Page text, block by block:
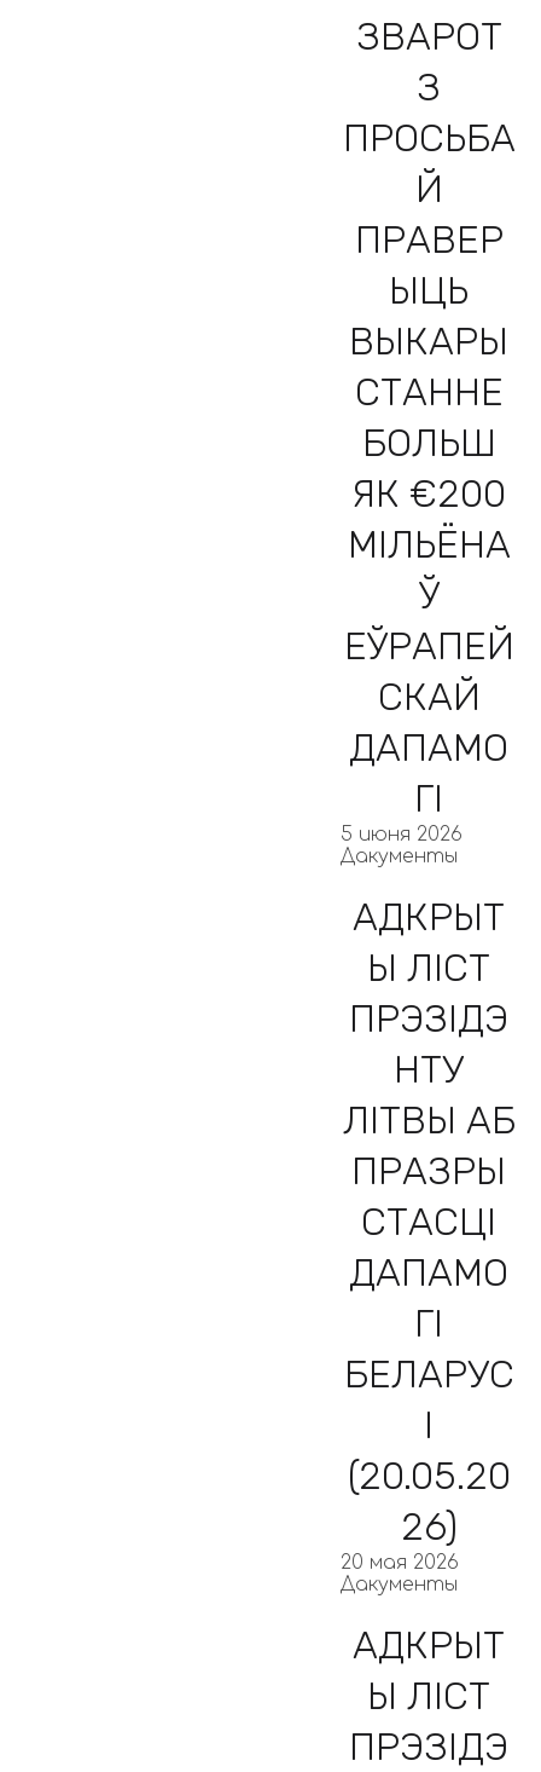
ЗВАРОТ
З
ПРОСЬБА
Й
ПРАВЕР
ЫЦЬ
ВЫКАРЫ
СТАННЕ
БОЛЬШ
ЯК €200
МІЛЬЁНА
Ў
ЕЎРАПЕЙ
СКАЙ
ДАПАМО
ГІ
5 июня 2026
Дакументы
АДКРЫТ
Ы ЛІСТ
ПРЭЗІДЭ
НТУ
ЛІТВЫ АБ
ПРАЗРЫ
СТАСЦІ
ДАПАМО
ГІ
БЕЛАРУС
І
(20.05.20
26)
20 мая 2026
Дакументы
АДКРЫТ
Ы ЛІСТ
ПРЭЗІДЭ